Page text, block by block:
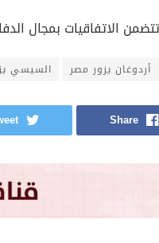
الاتفاقيات بمجال
أردوغان يزور مصر السيسي
Share